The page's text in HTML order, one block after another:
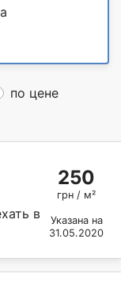
по цене
в
250
грн / м²
Указана на
31.05.2020